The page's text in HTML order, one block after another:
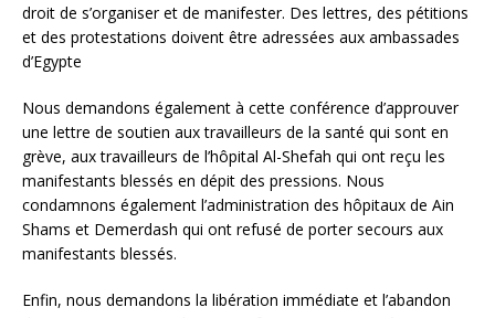
droit de s’organiser et de manifester. Des lettres, des pétitions
et des protestations doivent être adressées aux ambassades
d’Egypte
Nous demandons également à cette conférence d’approuver
une lettre de soutien aux travailleurs de la santé qui sont en
grève, aux travailleurs de l’hôpital Al-Shefah qui ont reçu les
manifestants blessés en dépit des pressions. Nous
condamnons également l’administration des hôpitaux de Ain
Shams et Demerdash qui ont refusé de porter secours aux
manifestants blessés.
Enfin, nous demandons la libération immédiate et l’abandon